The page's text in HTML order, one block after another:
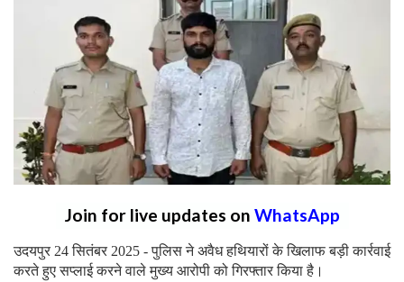
Join for live updates on WhatsApp
उदयपुर 24 सितंबर 2025 - पुलिस ने अवैध हथियारों के खिलाफ बड़ी कार्रवाई
करते हुए सप्लाई करने वाले मुख्य आरोपी को गिरफ्तार किया है।